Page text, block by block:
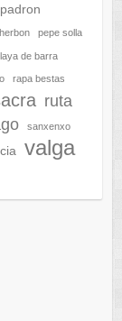
padron
pepe solla
de barra
rapa bestas
ruta
sanxenxo
valga